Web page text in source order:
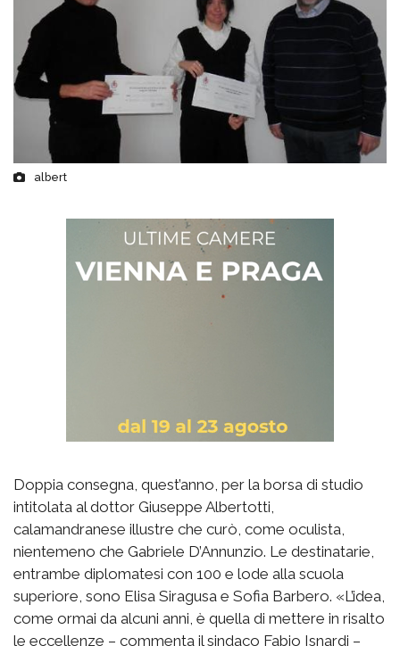
albert
Doppia consegna, quest’anno, per la borsa di studio
intitolata al dottor Giuseppe Albertotti,
calamandranese illustre che curò, come oculista,
nientemeno che Gabriele D’Annunzio. Le destinatarie,
entrambe diplomatesi con 100 e lode alla scuola
superiore, sono Elisa Siragusa e Sofia Barbero. «L’idea,
come ormai da alcuni anni, è quella di mettere in risalto
le eccellenze – commenta il sindaco Fabio Isnardi –